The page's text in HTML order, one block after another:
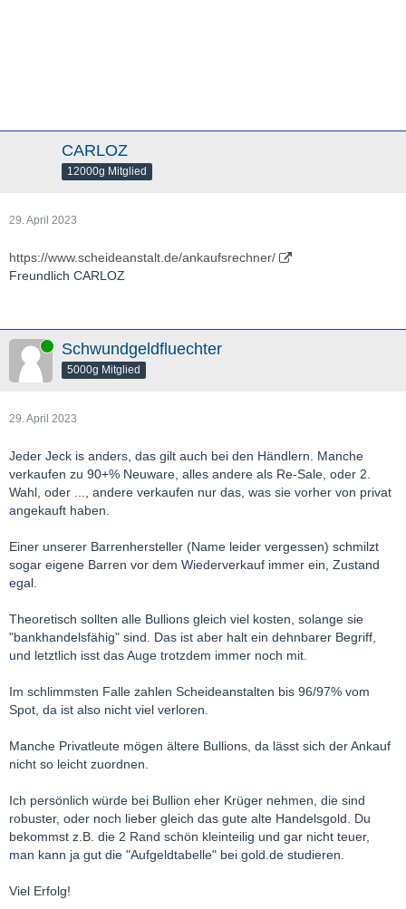
CARLOZ
12000g Mitglied
29. April 2023
https://www.scheideanstalt.de/ankaufsrechner/
Freundlich CARLOZ
Online Schwundgeldfluechter
5000g Mitglied
29. April 2023
Jeder Jeck is anders, das gilt auch bei den Händlern. Manche
verkaufen zu 90+% Neuware, alles andere als Re-Sale, oder 2.
Wahl, oder ..., andere verkaufen nur das, was sie vorher von privat
angekauft haben.
Einer unserer Barrenhersteller (Name leider vergessen) schmilzt
sogar eigene Barren vor dem Wiederverkauf immer ein, Zustand
egal.
Theoretisch sollten alle Bullions gleich viel kosten, solange sie
"bankhandelsfähig" sind. Das ist aber halt ein dehnbarer Begriff,
und letztlich isst das Auge trotzdem immer noch mit.
Im schlimmsten Falle zahlen Scheideanstalten bis 96/97% vom
Spot, da ist also nicht viel verloren.
Manche Privatleute mögen ältere Bullions, da lässt sich der Ankauf
nicht so leicht zuordnen.
Ich persönlich würde bei Bullion eher Krüger nehmen, die sind
robuster, oder noch lieber gleich das gute alte Handelsgold. Du
bekommst z.B. die 2 Rand schön kleinteilig und gar nicht teuer,
man kann ja gut die "Aufgeldtabelle" bei gold.de studieren.
Viel Erfolg!